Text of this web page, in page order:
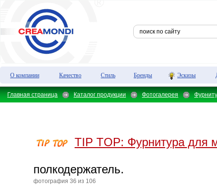
О компании Качество Стиль Бренды Эскизы
Главная страница Каталог продукции Фотогалерея
TIP TOP: Фурнитура для
полкодержатель.
фотография 36 из 106